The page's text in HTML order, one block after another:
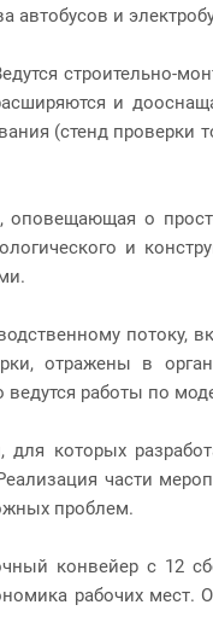
и
строительно-
и
(стенд
о
и
потоку,
отражены в
работы по
для которых
части
проблем.
конвейер с
рабочих мест.